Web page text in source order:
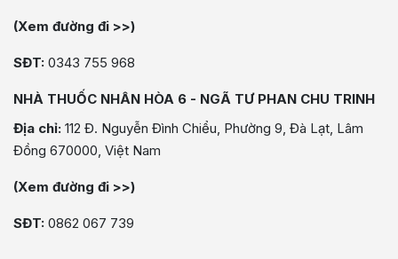
(Xem đường đi >>)
SĐT: 0343 755 968
NHÀ THUỐC NHÂN HÒA 6 - NGÃ TƯ PHAN CHU TRINH
Địa chỉ: 112 Đ. Nguyễn Đình Chiểu, Phường 9, Đà Lạt, Lâm
Đồng 670000, Việt Nam
(Xem đường đi >>)
SĐT: 0862 067 739